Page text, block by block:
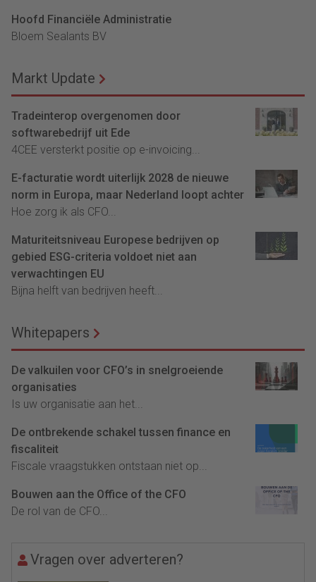
Hoofd Financiële Administratie
Bloem Sealants BV
Markt Update
Tradeinterop overgenomen door
softwarebedrijf uit Ede
4CEE versterkt positie op e-invoicing...
E-facturatie wordt uiterlijk 2028 de nieuwe
norm in Europa, maar Nederland loopt achter
Hoe zorg ik als CFO...
Maturiteitsniveau Europese bedrijven op
gebied ESG-criteria voldoet niet aan
verwachtingen EU
Bijna helft van bedrijven heeft...
Whitepapers
De valkuilen voor CFO’s in snelgroeiende
organisaties
Is uw organisatie aan het...
De ontbrekende schakel tussen finance en
fiscaliteit
Fiscale vraagstukken ontstaan niet op...
Bouwen aan the Office of the CFO
De rol van de CFO...
Vragen over adverteren?